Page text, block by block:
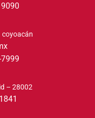
coyoacán
– 28002